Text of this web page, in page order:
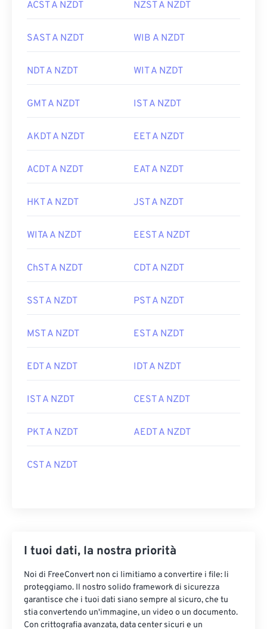
ACST A NZDT NZST A NZDT
SAST A NZDT WIB A NZDT
NDT A NZDT WIT A NZDT
GMT A NZDT IST A NZDT
AKDT A NZDT EET A NZDT
ACDT A NZDT EAT A NZDT
HKT A NZDT JST A NZDT
WITA A NZDT EEST A NZDT
ChST A NZDT CDT A NZDT
SST A NZDT PST A NZDT
MST A NZDT EST A NZDT
EDT A NZDT IDT A NZDT
IST A NZDT CEST A NZDT
PKT A NZDT AEDT A NZDT
CST A NZDT
I tuoi dati, la nostra priorità
Noi di FreeConvert non ci limitiamo a convertire i file: li
proteggiamo. Il nostro solido framework di sicurezza
garantisce che i tuoi dati siano sempre al sicuro, che tu
stia convertendo un'immagine, un video o un documento.
Con crittografia avanzata, data center sicuri e un